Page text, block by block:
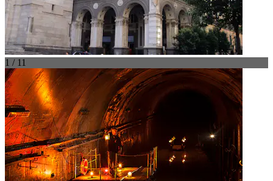
1 / 11